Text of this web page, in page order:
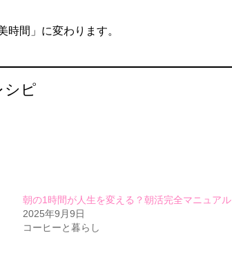
時間」に変わります。
シピ
朝の1時間が人生を変える？朝活完全マニュアル
2025年9月9日
コーヒーと暮らし